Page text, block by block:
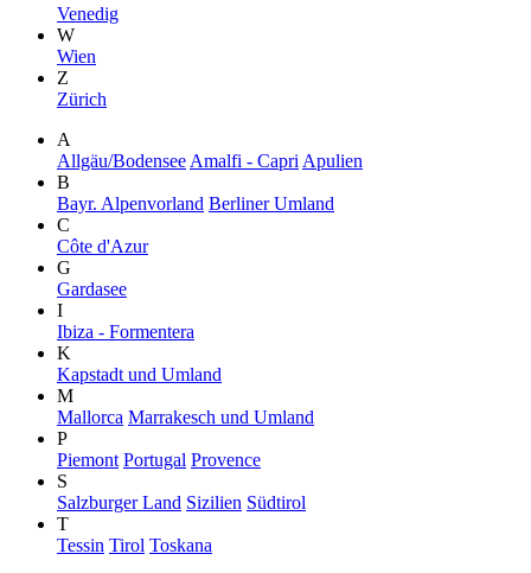
Venedig
W
Wien
Z
Zürich
A
Allgäu/Bodensee Amalfi - Capri Apulien
B
Bayr. Alpenvorland Berliner Umland
C
Côte d'Azur
G
Gardasee
I
Ibiza - Formentera
K
Kapstadt und Umland
M
Mallorca Marrakesch und Umland
P
Piemont Portugal Provence
S
Salzburger Land Sizilien Südtirol
T
Tessin Tirol Toskana